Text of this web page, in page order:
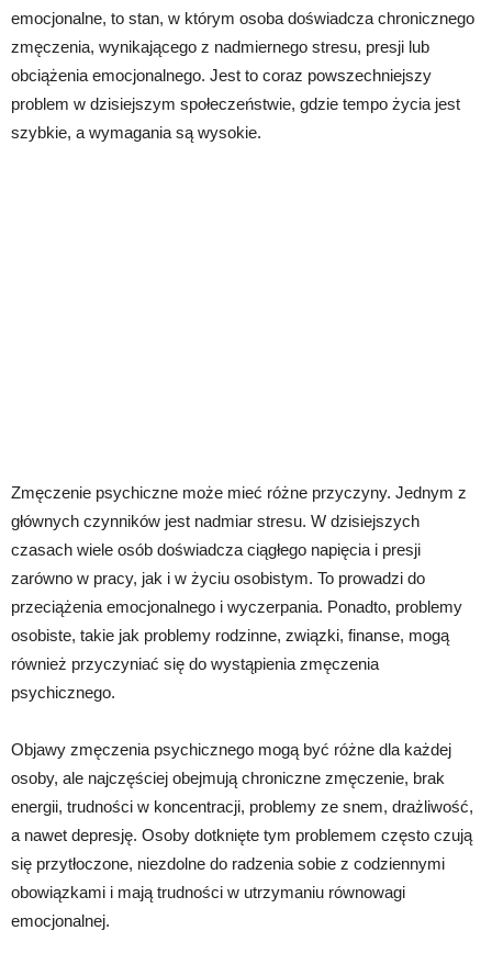
emocjonalne, to stan, w którym osoba doświadcza chronicznego
zmęczenia, wynikającego z nadmiernego stresu, presji lub
obciążenia emocjonalnego. Jest to coraz powszechniejszy
problem w dzisiejszym społeczeństwie, gdzie tempo życia jest
szybkie, a wymagania są wysokie.
Zmęczenie psychiczne może mieć różne przyczyny. Jednym z
głównych czynników jest nadmiar stresu. W dzisiejszych
czasach wiele osób doświadcza ciągłego napięcia i presji
zarówno w pracy, jak i w życiu osobistym. To prowadzi do
przeciążenia emocjonalnego i wyczerpania. Ponadto, problemy
osobiste, takie jak problemy rodzinne, związki, finanse, mogą
również przyczyniać się do wystąpienia zmęczenia
psychicznego.
Objawy zmęczenia psychicznego mogą być różne dla każdej
osoby, ale najczęściej obejmują chroniczne zmęczenie, brak
energii, trudności w koncentracji, problemy ze snem, drażliwość,
a nawet depresję. Osoby dotknięte tym problemem często czują
się przytłoczone, niezdolne do radzenia sobie z codziennymi
obowiązkami i mają trudności w utrzymaniu równowagi
emocjonalnej.